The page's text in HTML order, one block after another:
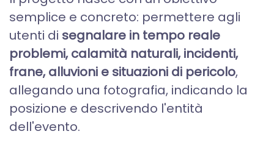
semplice e concreto: permettere agli
utenti di segnalare in tempo reale
problemi, calamità naturali, incidenti,
frane, alluvioni e situazioni di pericolo,
allegando una fotografia, indicando la
posizione e descrivendo l'entità
dell'evento.